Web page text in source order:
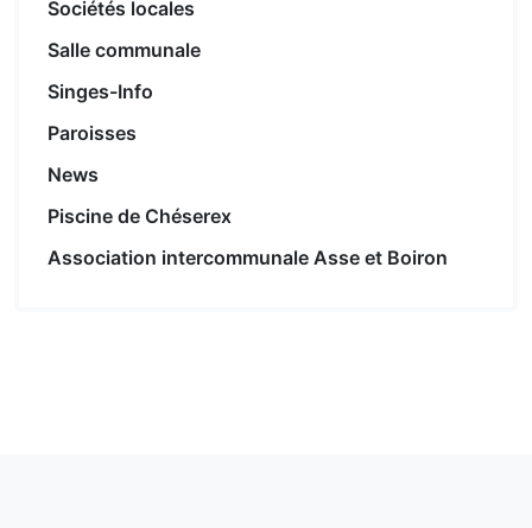
Sociétés locales
Salle communale
Singes-Info
Paroisses
News
Piscine de Chéserex
Association intercommunale Asse et Boiron